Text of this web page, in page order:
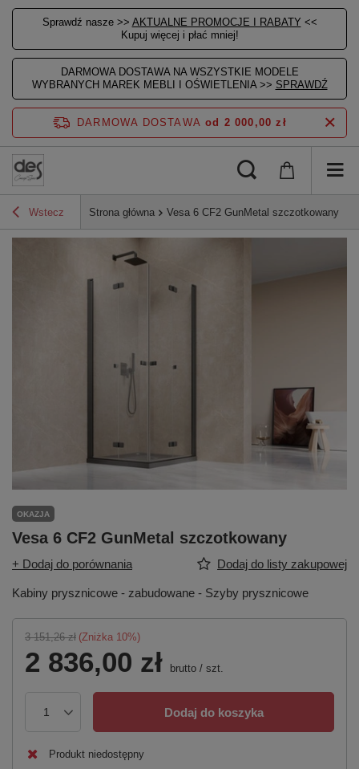
Sprawdź nasze >> AKTUALNE PROMOCJE I RABATY <<
Kupuj więcej i płać mniej!
DARMOWA DOSTAWA NA WSZYSTKIE MODELE
WYBRANYCH MAREK MEBLI I OŚWIETLENIA >> SPRAWDŹ
DARMOWA DOSTAWA od 2 000,00 zł
Wstecz Strona główna Vesa 6 CF2 GunMetal szczotkowany
OKAZJA
Vesa 6 CF2 GunMetal szczotkowany
+ Dodaj do porównania Dodaj do listy zakupowej
Kabiny prysznicowe - zabudowane - Szyby prysznicowe
3 151,26 zł (Zniżka 10%)
2 836,00 zł brutto / szt.
Dodaj do koszyka
Produkt niedostępny